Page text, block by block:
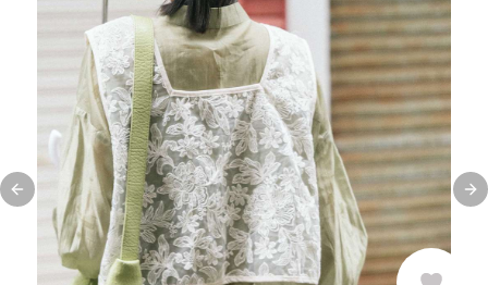
Previous slide